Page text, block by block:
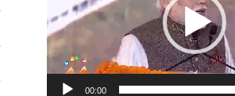
00:00